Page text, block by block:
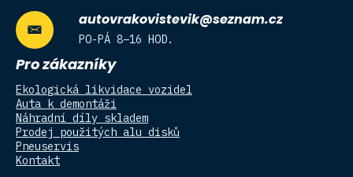
autovrakovistevik@seznam.cz
PO-PÁ 8–16 HOD.
Pro zákazníky
Ekologická likvidace vozidel
Auta k demontáži
Náhradní díly skladem
Prodej použitých alu disků
Pneuservis
Kontakt